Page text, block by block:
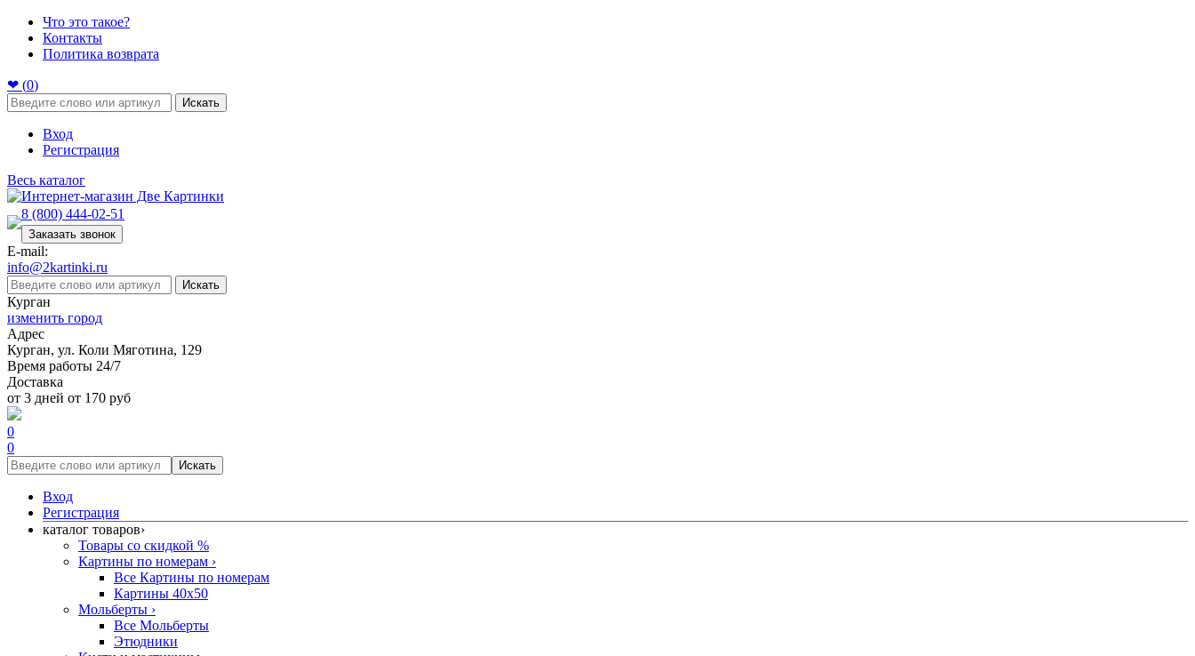
Что это такое?
Контакты
Политика возврата
❤ (0)
Искать
Вход
Регистрация
Весь каталог
8 (800) 444-02-51
Заказать звонок
E-mail:
info@2kartinki.ru
Искать
Курган
изменить город
Адрес
Курган, ул. Коли Мяготина, 129
Время работы 24/7
Доставка
от 3 дней от 170 руб
0
0
Искать
Вход
Регистрация
каталог товаров›
Товары со скидкой %
Картины по номерам ›
Все Картины по номерам
Картины 40x50
Мольберты ›
Все Мольберты
Этюдники